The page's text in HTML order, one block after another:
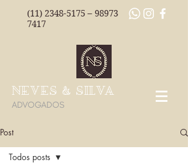
(11) 2348-5175 – 98973
7417
NEVES & SILVA
ADVOGADOS
Post
Todos posts